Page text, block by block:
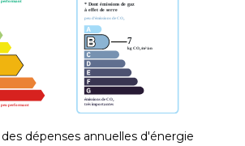
dépenses annuelles d'énergie